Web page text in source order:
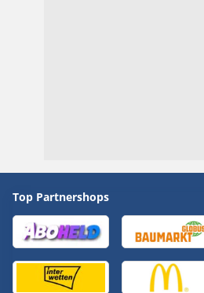
Top Partnershops